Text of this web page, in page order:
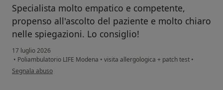
Specialista molto empatico e competente,
propenso all'ascolto del paziente e molto chiaro
nelle spiegazioni. Lo consiglio!
17 luglio 2026
• Poliambulatorio LIFE Modena • visita allergologica + patch test •
secondo l'opinione dell'utente Alessia C.
Segnala abuso